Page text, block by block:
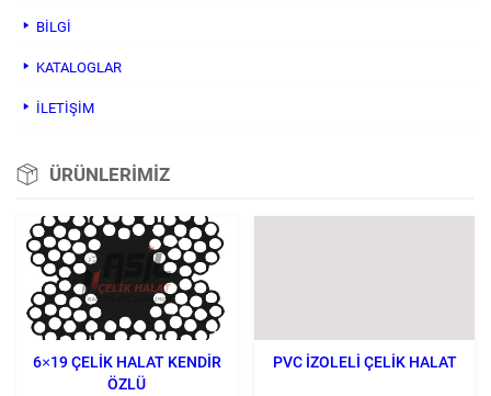
BILGI
KATALOGLAR
İLETİŞİM
ÜRÜNLERİMİZ
6×19 ÇELIK HALAT KENDIR
ÖZLÜ
PVC İZOLELI ÇELIK HALAT